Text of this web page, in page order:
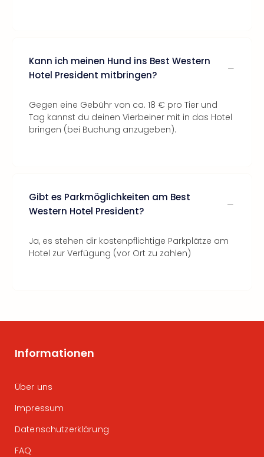
Kann ich meinen Hund ins Best Western
Hotel President mitbringen?
Gegen eine Gebühr von ca. 18 € pro Tier und
Tag kannst du deinen Vierbeiner mit in das Hotel
bringen (bei Buchung anzugeben).
Gibt es Parkmöglichkeiten am Best
Western Hotel President?
Ja, es stehen dir kostenpflichtige Parkplätze am
Hotel zur Verfügung (vor Ort zu zahlen)
Informationen
Über uns
Impressum
Datenschutzerklärung
FAQ